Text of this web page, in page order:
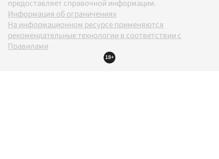
предоставляет справочной информации.
Информация об ограничениях
На информационном ресурсе применяются
рекомендательные технологии в соответствии с
Правилами
18+